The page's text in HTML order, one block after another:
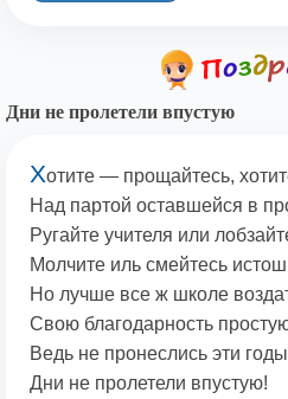
Дни не пролетели впустую
Хотите — прощайтесь,
Над партой оставшейся в
Ругайте учителя или
Молчите иль смейтесь
Но лучше все ж школе
Свою благодарность
Ведь не пронеслись эти
Дни не пролетели впустую!